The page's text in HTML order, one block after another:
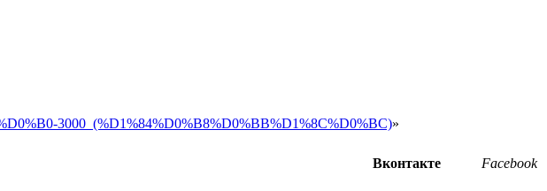
3000_(%D1%84%D0%B8%D0%BB%D1%8C%D0%BC)»
Вконтакте Facebook